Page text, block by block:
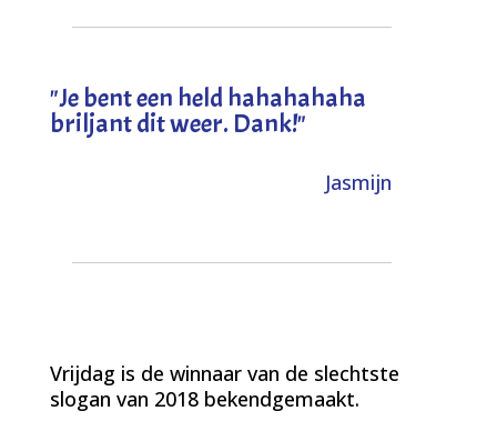
"Je bent een held hahahahaha
briljant dit weer. Dank!"
Jasmijn
Vrijdag is de winnaar van de slechtste
slogan van 2018 bekendgemaakt.